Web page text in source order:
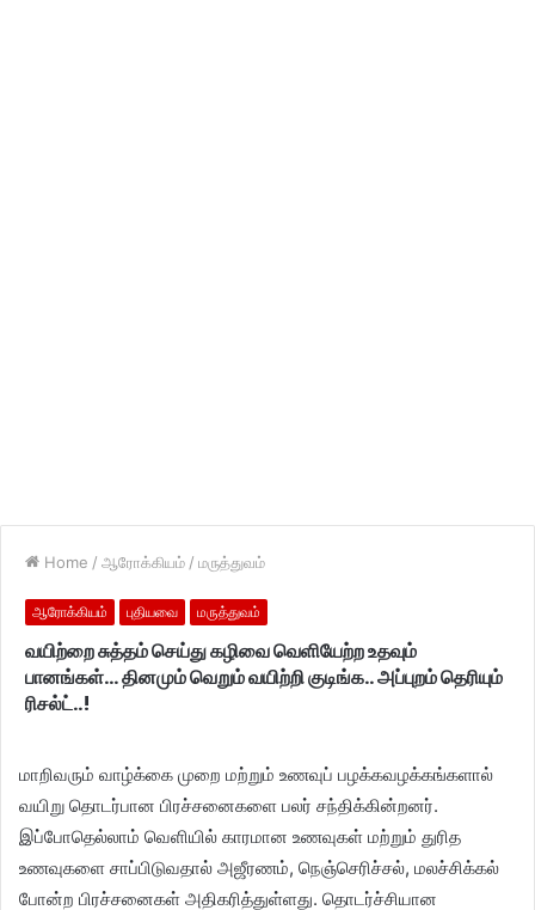
Home / ஆரோக்கியம் / மருத்துவம்
ஆரோக்கியம் புதியவை மருத்துவம்
வயிற்றை சுத்தம் செய்து கழிவை வெளியேற்ற உதவும்
பானங்கள்… தினமும் வெறும் வயிற்றி குடிங்க.. அப்புறம் தெரியும்
ரிசல்ட்..!
மாறிவரும் வாழ்க்கை முறை மற்றும் உணவுப் பழக்கவழக்கங்களால்
வயிறு தொடர்பான பிரச்சனைகளை பலர் சந்திக்கின்றனர்.
இப்போதெல்லாம் வெளியில் காரமான உணவுகள் மற்றும் துரித
உணவுகளை சாப்பிடுவதால் அஜீரணம், நெஞ்செரிச்சல், மலச்சிக்கல்
போன்ற பிரச்சனைகள் அதிகரித்துள்ளது. தொடர்ச்சியான